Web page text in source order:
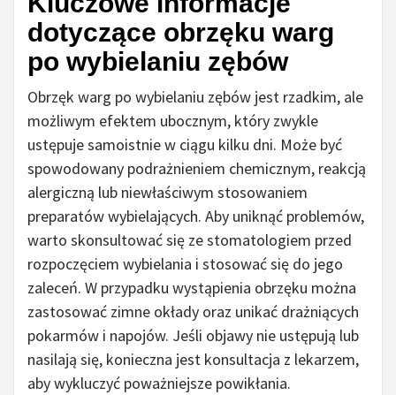
dotyczące obrzęku warg
po wybielaniu zębów
Obrzęk warg po wybielaniu zębów jest rzadkim, ale
możliwym efektem ubocznym, który zwykle
ustępuje samoistnie w ciągu kilku dni. Może być
spowodowany podrażnieniem chemicznym, reakcją
alergiczną lub niewłaściwym stosowaniem
preparatów wybielających. Aby uniknąć problemów,
warto skonsultować się ze stomatologiem przed
rozpoczęciem wybielania i stosować się do jego
zaleceń. W przypadku wystąpienia obrzęku można
zastosować zimne okłady oraz unikać drażniących
pokarmów i napojów. Jeśli objawy nie ustępują lub
nasilają się, konieczna jest konsultacja z lekarzem,
aby wykluczyć poważniejsze powikłania.